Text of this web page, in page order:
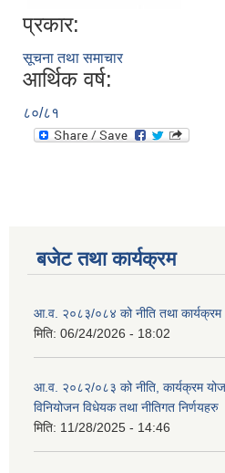
प्रकार:
सूचना तथा समाचार
आर्थिक वर्ष:
८०/८१
बजेट तथा कार्यक्रम
आ.व. २०८३/०८४ को नीति तथा कार्यक्रम
मिति: 06/24/2026 - 18:02
आ.व. २०८२/०८३ को नीति, कार्यक्रम
विनियोजन विधेयक तथा नीतिगत निर्णयहरु
मिति: 11/28/2025 - 14:46